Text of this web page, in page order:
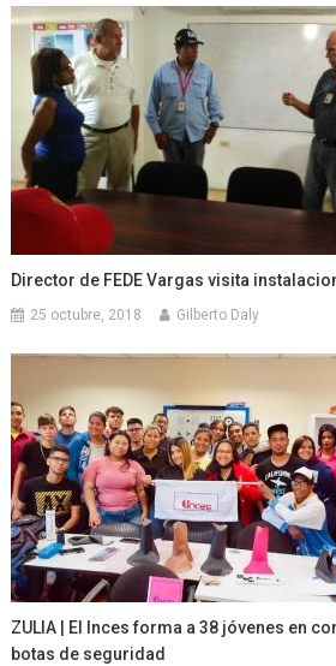
Director de FEDE Vargas visita
25 octubre, 2018 Gilberto Daly
ZULIA | El Inces forma a 38 jóvenes en
botas de seguridad